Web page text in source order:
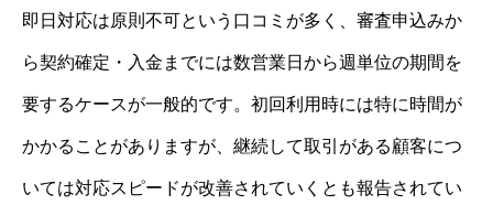
即日対応は原則不可という口コミが多く、審査申込みか
ら契約確定・入金までには数営業日から週単位の期間を
要するケースが一般的です。初回利用時には特に時間が
かかることがありますが、継続して取引がある顧客につ
いては対応スピードが改善されていくとも報告されてい